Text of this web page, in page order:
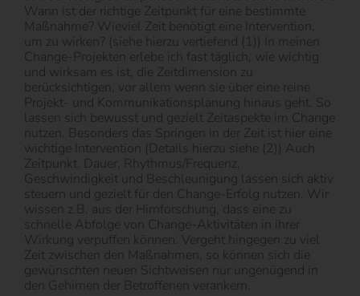
Wann ist der richtige Zeitpunkt für eine bestimmte
Maßnahme? Wieviel Zeit benötigt eine Intervention,
um zu wirken? (siehe hierzu vertiefend (1)) In meinen
Change-Projekten erlebe ich fast täglich, wie wichtig
und wirksam es ist, die Zeitdimension zu
berücksichtigen, vor allem wenn sie über eine reine
Projekt- und Kommunikationsplanung hinaus geht. So
lassen sich bewusst und gezielt Zeitaspekte im Change
nutzen. Besonders das Springen in der Zeit ist hier eine
wichtige Intervention (Details hierzu siehe (2)) Auch
Zeitpunkt, Dauer, Rhythmus/Frequenz,
Geschwindigkeit und Beschleunigung lassen sich aktiv
steuern und gezielt für den Change-Erfolg nutzen. Wir
wissen z.B. aus der Hirnforschung, dass eine zu
schnelle Abfolge von Change-Aktivitäten in ihrer
Wirkung verpuffen können. Vergeht hingegen zu viel
Zeit zwischen den Maßnahmen, so können sich die
gewünschten neuen Sichtweisen nur ungenügend in
den Gehirnen der Betroffenen verankern.